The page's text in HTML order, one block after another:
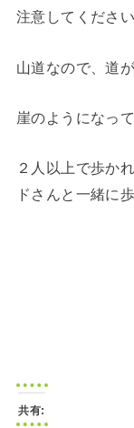
注意してください
山道なので、道
崖のようになっ
２人以上で歩か
ドさんと一緒に
共有: